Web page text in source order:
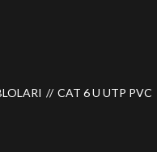
CAT 6 U UTP PVC